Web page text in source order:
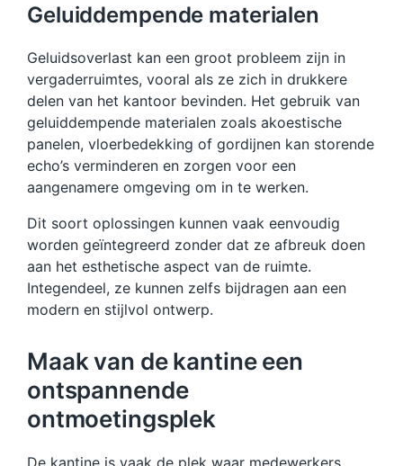
Geluiddempende materialen
Geluidsoverlast kan een groot probleem zijn in
vergaderruimtes, vooral als ze zich in drukkere
delen van het kantoor bevinden. Het gebruik van
geluiddempende materialen zoals akoestische
panelen, vloerbedekking of gordijnen kan storende
echo’s verminderen en zorgen voor een
aangenamere omgeving om in te werken.
Dit soort oplossingen kunnen vaak eenvoudig
worden geïntegreerd zonder dat ze afbreuk doen
aan het esthetische aspect van de ruimte.
Integendeel, ze kunnen zelfs bijdragen aan een
modern en stijlvol ontwerp.
Maak van de kantine een
ontspannende
ontmoetingsplek
De kantine is vaak de plek waar medewerkers